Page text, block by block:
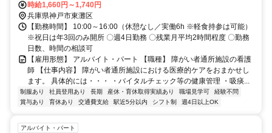
ナー「魚崎駅」より徒歩約5分 ・JR神戸線「住吉駅」より徒歩約15
分 ・阪神本線「青木駅」から徒歩約16分 ・JR神戸線「摂津本山駅」
から徒歩23分 ※車通勤不可
時給1,660円～1,740円
兵庫県神戸市東灘区
【勤務時間】 10:00～16:00（休憩なし／実働6h ※軽食持参は可能）
※祝日は年3回のみ開所 〇週4日勤務 〇残業月平均2時間程度 〇勤務
日数、時間の相談可
【雇用形態】 アルバイト・パート 【職種】 障がい者通所施設の看護
師 【仕事内容】 障がい者通所施設における医療的ケアをおまかせし
ます。 具体的には・・・ ・バイタルチェック等の健康管理 ・吸痰...
制服あり 社員登用あり 長期 産休・育休取得実績あり 職場見学可
経験不問
賞与あり
育休あり 交通費支給 駅近5分以内 シフト制 週4日以上OK
アルバイト・パート